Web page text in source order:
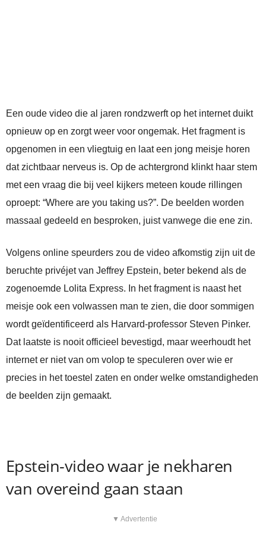
Een oude video die al jaren rondzwerft op het internet duikt
opnieuw op en zorgt weer voor ongemak. Het fragment is
opgenomen in een vliegtuig en laat een jong meisje horen
dat zichtbaar nerveus is. Op de achtergrond klinkt haar stem
met een vraag die bij veel kijkers meteen koude rillingen
oproept: “Where are you taking us?”. De beelden worden
massaal gedeeld en besproken, juist vanwege die ene zin.
Volgens online speurders zou de video afkomstig zijn uit de
beruchte privéjet van Jeffrey Epstein, beter bekend als de
zogenoemde Lolita Express. In het fragment is naast het
meisje ook een volwassen man te zien, die door sommigen
wordt geïdentificeerd als Harvard-professor Steven Pinker.
Dat laatste is nooit officieel bevestigd, maar weerhoudt het
internet er niet van om volop te speculeren over wie er
precies in het toestel zaten en onder welke omstandigheden
de beelden zijn gemaakt.
Epstein-video waar je nekharen
van overeind gaan staan
▼ Advertentie